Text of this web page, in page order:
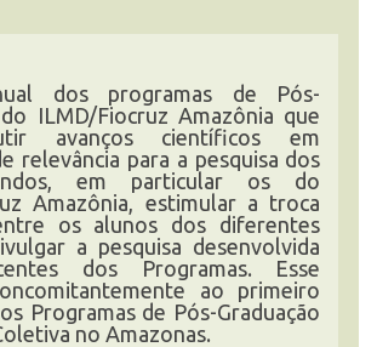
dos programas de Pós-
ILMD/Fiocruz Amazônia que
avanços científicos em
relevância para a pesquisa dos
em particular os do
Amazônia, estimular a troca
os alunos dos diferentes
a pesquisa desenvolvida
dos Programas. Esse
ao primeiro
Programas de Pós-Graduação
no Amazonas.